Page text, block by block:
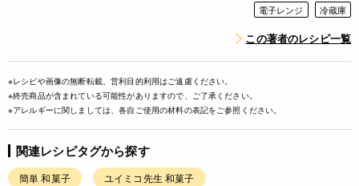
電子レンジ 冷蔵庫
この著者のレシピ一覧
※レシピや画像の無断転載、営利目的利用はご遠慮ください。
※終売商品が含まれている可能性がありますので、ご了承ください。
※アレルギーに関しましては、各自ご使用の材料の表記をご参照ください。
関連レシピタグから探す
簡単 和菓子 ユイミコ先生 和菓子